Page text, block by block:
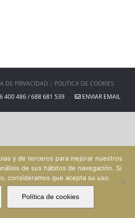
DE PRIVACIDAD | POLITICA DE COOKIES
400 486 / 688 681 539
ENVIAR EMAIL
y de terceros para mejorar nuestros
de sus hábitos de navegación. Si
consideramos que acepta su uso.
Política de cookies